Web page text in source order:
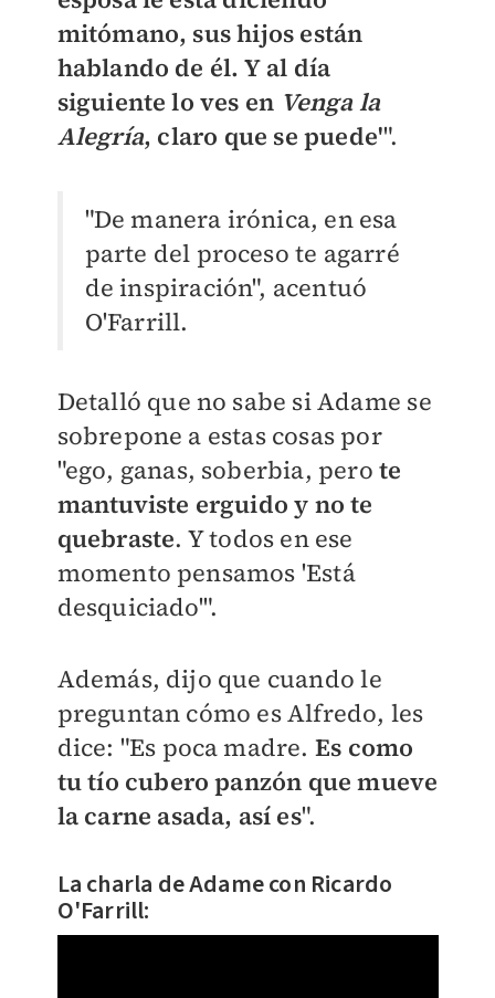
mitómano, sus hijos están
hablando de él. Y al día
siguiente lo ves en Venga la
Alegría, claro que se puede'".
"De manera irónica, en esa
parte del proceso te agarré
de inspiración", acentuó
O'Farrill.
Detalló que no sabe si Adame se
sobrepone a estas cosas por
"ego, ganas, soberbia, perote
mantuviste erguido y no te
quebraste. Y todos en ese
momento pensamos 'Está
desquiciado'".
Además, dijo que cuando le
preguntan cómo es Alfredo, les
dice: "Es poca madre. Es como
tu tío cubero panzón que mueve
la carne asada, así es".
La charla de Adame con Ricardo
O'Farrill: